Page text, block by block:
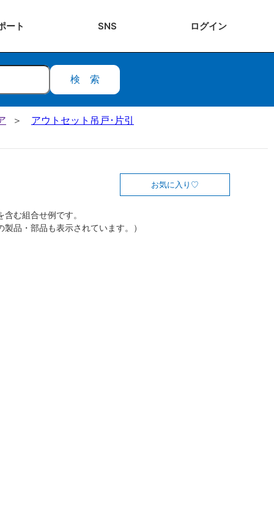
ート SNS ログイン
検索
アウトセット吊戸･片引
お気に入り
む組合せ例です。
製品・部品も表示されています。）